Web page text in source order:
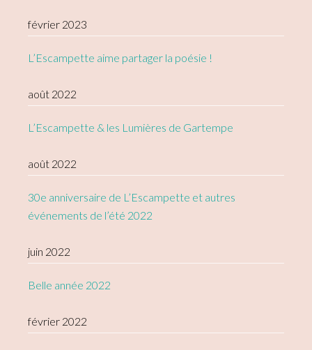
février 2023
L’Escampette aime partager la poésie !
août 2022
L’Escampette & les Lumières de Gartempe
août 2022
30e anniversaire de L’Escampette et autres
événements de l’été 2022
juin 2022
Belle année 2022
février 2022